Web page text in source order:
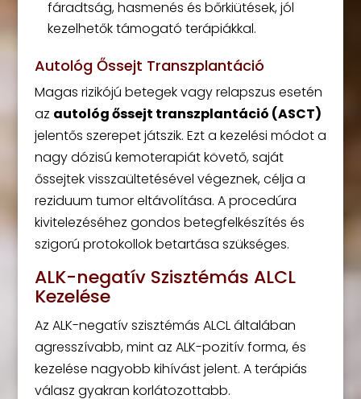
fáradtság, hasmenés és bőrkiütések, jól
kezelhetők támogató terápiákkal.
Autológ Őssejt Transzplantáció
Magas rizikójú betegek vagy relapszus esetén
az autológ őssejt transzplantáció (ASCT)
jelentős szerepet játszik. Ezt a kezelési módot a
nagy dózisú kemoterapiát követő, saját
őssejtek visszaültetésével végeznek, célja a
reziduum tumor eltávolítása. A procedúra
kivitelezéséhez gondos betegfelkészítés és
szigorú protokollok betartása szükséges.
ALK-negatív Szisztémás ALCL
Kezelése
Az ALK-negatív szisztémás ALCL általában
agresszívabb, mint az ALK-pozitív forma, és
kezelése nagyobb kihívást jelent. A terápiás
válasz gyakran korlátozottabb.